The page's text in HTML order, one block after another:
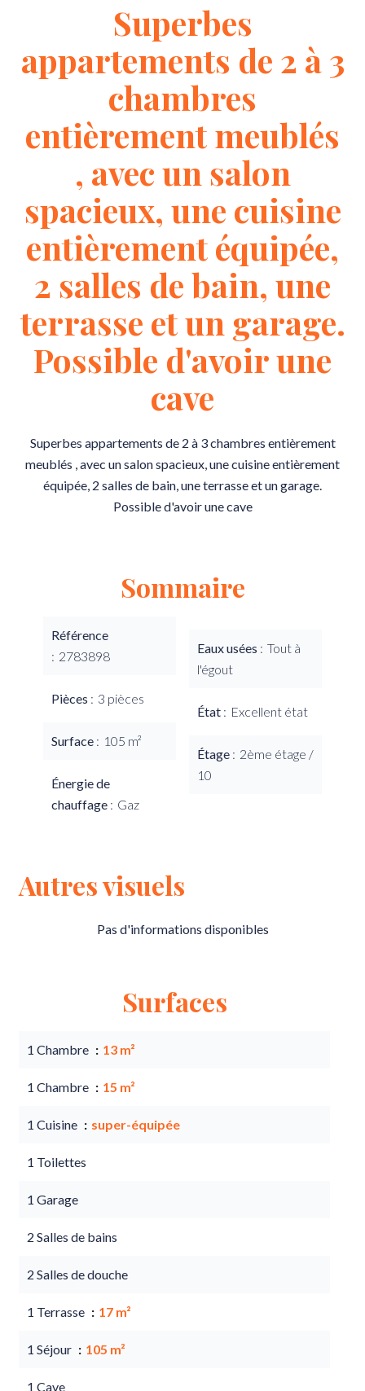
Superbes
appartements de 2 à 3
chambres
entièrement meublés
, avec un salon
spacieux, une cuisine
entièrement équipée,
2 salles de bain, une
terrasse et un garage.
Possible d'avoir une
cave
Superbes appartements de 2 à 3 chambres entièrement
meublés , avec un salon spacieux, une cuisine entièrement
équipée, 2 salles de bain, une terrasse et un garage.
Possible d'avoir une cave
Sommaire
Référence
2783898
Pièces 3 pièces
Surface 105 m²
Énergie de
chauffage
Gaz
Eaux usées
Tout à
l'égout
État Excellent état
Étage
2ème étage /
10
Autres visuels
Pas d'informations disponibles
Surfaces
1 Chambre 13 m²
1 Chambre 15 m²
1 Cuisine super-équipée
1 Toilettes
1 Garage
2 Salles de bains
2 Salles de douche
1 Terrasse 17 m²
1 Séjour 105 m²
1 Cave